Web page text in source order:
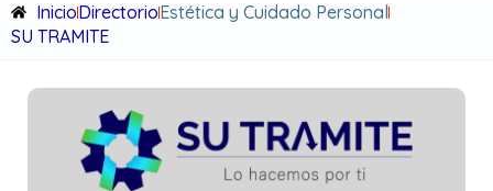
InicioDirectorioEstética y Cuidado Personal
SU TRAMITE